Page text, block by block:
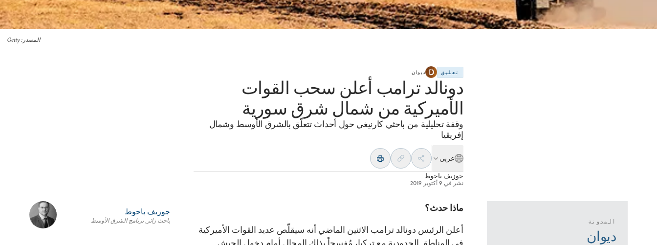
المصدر : Getty
تعليق ديوان
دونالد ترامب أعلن سحب القوات
الأميركية من شمال شرق سورية
وقفة تحليلية من باحثي كارنيغي حول أحداث تتعلّق بالشرق الأوسط وشمال
إفريقيا
عربي
جوزيف باحوط
نشر في 9 أكتوبر 2019
المدونة
ديوان
ماذا حدث؟
أعلن الرئيس دونالد ترامب الاثنين الماضي أنه سيقلّص عديد القوات الأميركية
جوزيف باحوط
باحث زائر, برنامج الشرق الأوسط